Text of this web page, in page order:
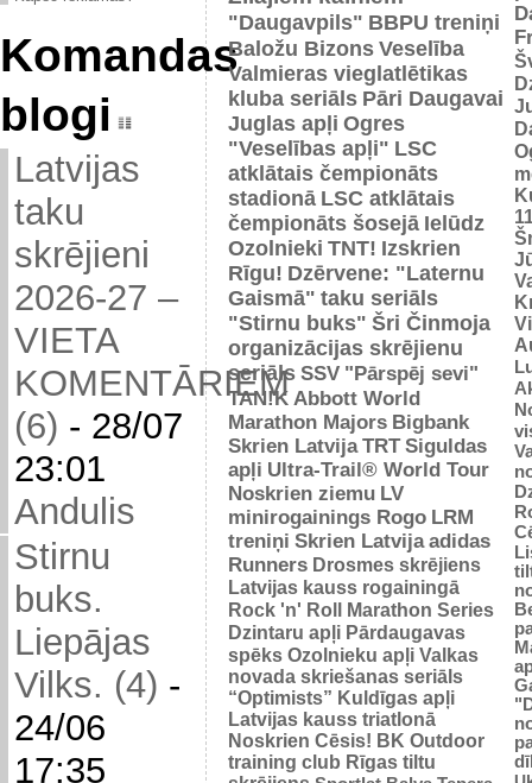
Komandas
blogi
Latvijas
taku
skrējieni
2026-27 –
VIETA
KOMENTĀRIEM
(6) - 28/07
23:01
Andulis
Stirnu
buks.
Liepājas
Vilks. (4) -
24/06
17:35
"Daugavpils" BBPU treniņi
Baložu BizonsVeselība
Valmieras vieglatlētikas
kluba seriāls Pāri Daugavai
Juglas apļi Ogres
"Veselības apļi" LSC
atklātais čempionāts
stadionā LSC atklātais
čempionāts šosejā Ielūdz
Ozolnieki TNT! Izskrien
Rīgu! Dzērvene: "Laternu
Gaismā" taku seriāls
"Stirnu buks" Šri Činmoja
organizācijas skrējienu
seriāls SSV "Pārspēj sevi"
TAN!K Abbott World
Marathon Majors Bigbank
Skrien Latvija TRT Siguldas
apļi Ultra-Trail® World Tour
Noskrien ziemu LV
minirogainings Rogo LRM
treniņi Skrien Latvija adidas
Runners Drosmes skrējiens
Latvijas kauss rogainingā
Rock 'n' Roll Marathon Series
Dzintaru apļi Pārdaugavas
spēks Ozolnieku apļi Valkas
novada skriešanas seriāls
“Optimists” Kuldīgas apļi
Latvijas kauss triatlonā
Noskrien Cēsis! BK Outdoor
training club Rīgas tiltu